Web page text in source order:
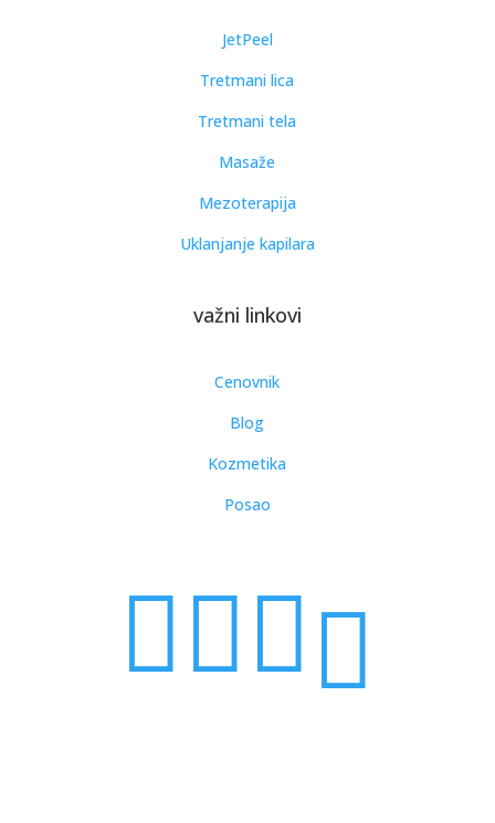
JetPeel
Tretmani lica
Tretmani tela
Masaže
Mezoterapija
Uklanjanje kapilara
važni linkovi
Cenovnik
Blog
Kozmetika
Posao
